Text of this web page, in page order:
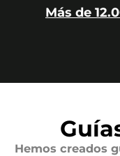
Más de
Hemos creados